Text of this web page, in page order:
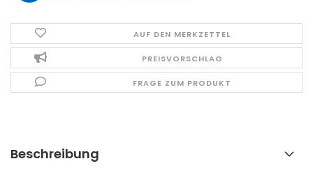
AUF DEN MERKZETTEL
PREISVORSCHLAG
FRAGE ZUM PRODUKT
Beschreibung